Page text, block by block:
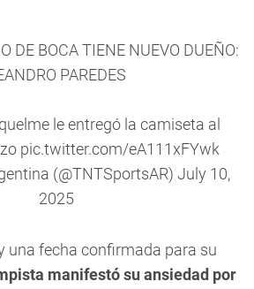
DE BOCA TIENE NUEVO DUEÑO:
PAREDES
le entregó la camiseta al
pic.twitter.com/eA111xFYwk
(@TNTSportsAR) July 10,
2025
una fecha confirmada para su
manifestó su ansiedad por